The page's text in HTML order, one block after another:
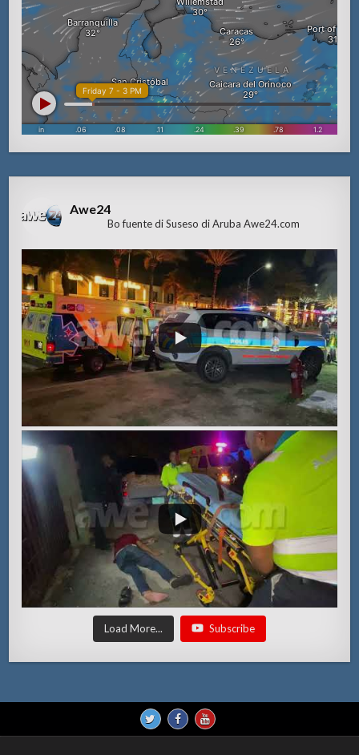
Awe24
Bo fuente di Suseso di Aruba Awe24.com
Load More... Subscribe